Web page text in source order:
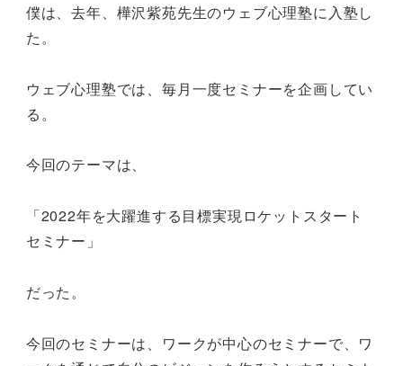
僕は、去年、樺沢紫苑先生のウェブ心理塾に入塾し
た。
ウェブ心理塾では、毎月一度セミナーを企画してい
る。
今回のテーマは、
「2022年を大躍進する目標実現ロケットスタート
セミナー」
だった。
今回のセミナーは、ワークが中心のセミナーで、ワ